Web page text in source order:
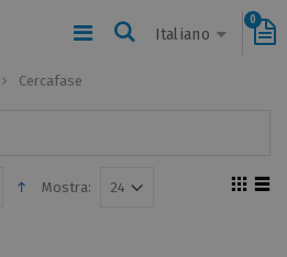
Italiano
0
Cercafase
Mostra: